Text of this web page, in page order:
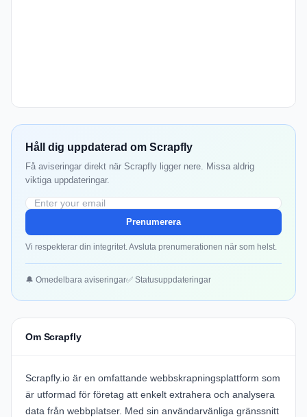
Håll dig uppdaterad om Scrapfly
Få aviseringar direkt när Scrapfly ligger nere. Missa aldrig
viktiga uppdateringar.
Prenumerera
Vi respekterar din integritet. Avsluta prenumerationen när som helst.
🔔 Omedelbara aviseringar✅ Statusuppdateringar
Om Scrapfly
Scrapfly.io är en omfattande webbskrapningsplattform som
är utformad för företag att enkelt extrahera och analysera
data från webbplatser. Med sin användarvänliga gränssnitt